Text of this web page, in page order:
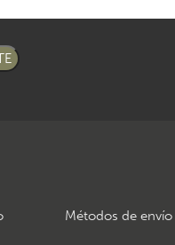
Métodos de envío